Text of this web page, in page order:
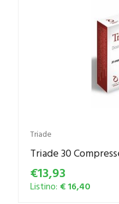
Triade
Triade 30
€13,93
Listino: € 16,40